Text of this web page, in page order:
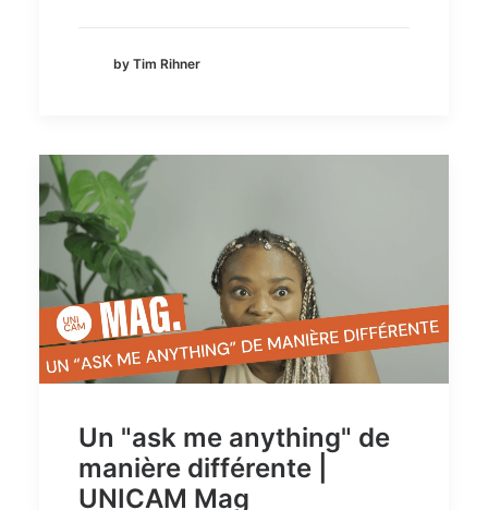
by Tim Rihner
Un "ask me anything" de
manière différente |
UNICAM Mag